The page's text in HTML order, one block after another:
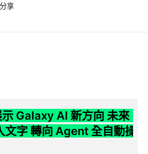
分享
Galaxy AI 新方向 未來
文字 轉向 Agent 全自動操